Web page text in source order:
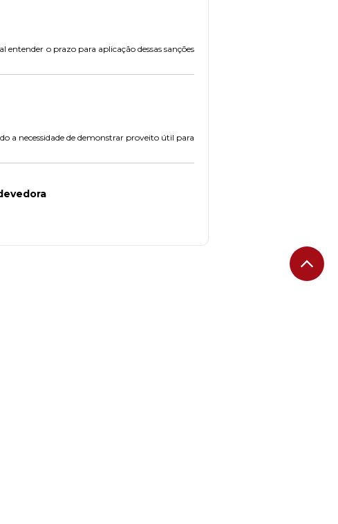
entender o prazo para aplicação dessas sanções
a necessidade de demonstrar proveito útil para